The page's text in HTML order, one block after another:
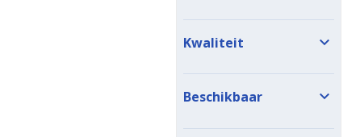
Kwaliteit 
Beschikbaar 